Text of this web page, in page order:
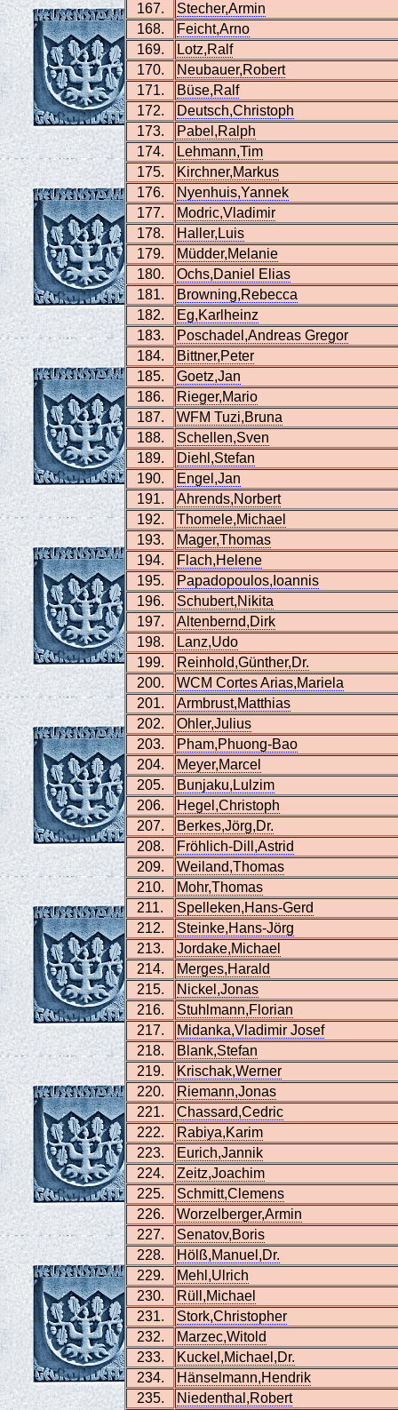
167.
Stecher,Armin
168.
Feicht,Arno
169.
Lotz,Ralf
170.
Neubauer,Robert
171.
Büse,Ralf
172.
Deutsch,Christoph
173.
Pabel,Ralph
174.
Lehmann,Tim
175.
Kirchner,Markus
176.
Nyenhuis,Yannek
177.
Modric,Vladimir
178.
Haller,Luis
179.
Müdder,Melanie
180.
Ochs,Daniel Elias
181.
Browning,Rebecca
182.
Eg,Karlheinz
183.
Poschadel,Andreas Gregor
184.
Bittner,Peter
185.
Goetz,Jan
186.
Rieger,Mario
187.
WFM Tuzi,Bruna
188.
Schellen,Sven
189.
Diehl,Stefan
190.
Engel,Jan
191.
Ahrends,Norbert
192.
Thomele,Michael
193.
Mager,Thomas
194.
Flach,Helene
195.
Papadopoulos,Ioannis
196.
Schubert,Nikita
197.
Altenbernd,Dirk
198.
Lanz,Udo
199.
Reinhold,Günther,Dr.
200.
WCM Cortes Arias,Mariela
201.
Armbrust,Matthias
202.
Ohler,Julius
203.
Pham,Phuong-Bao
204.
Meyer,Marcel
205.
Bunjaku,Lulzim
206.
Hegel,Christoph
207.
Berkes,Jörg,Dr.
208.
Fröhlich-Dill,Astrid
209.
Weiland,Thomas
210.
Mohr,Thomas
211.
Spelleken,Hans-Gerd
212.
Steinke,Hans-Jörg
213.
Jordake,Michael
214.
Merges,Harald
215.
Nickel,Jonas
216.
Stuhlmann,Florian
217.
Midanka,Vladimir Josef
218.
Blank,Stefan
219.
Krischak,Werner
220.
Riemann,Jonas
221.
Chassard,Cedric
222.
Rabiya,Karim
223.
Eurich,Jannik
224.
Zeitz,Joachim
225.
Schmitt,Clemens
226.
Worzelberger,Armin
227.
Senatov,Boris
228.
Hölß,Manuel,Dr.
229.
Mehl,Ulrich
230.
Rüll,Michael
231.
Stork,Christopher
232.
Marzec,Witold
233.
Kuckel,Michael,Dr.
234.
Hänselmann,Hendrik
235.
Niedenthal,Robert